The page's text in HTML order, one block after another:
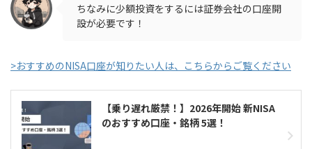
ちなみに少額投資をするには証券会社の口座開
設が必要です！
>おすすめのNISA口座が知りたい人は、こちらからご覧ください
【乗り遅れ厳禁！】2026年開始 新NISA
のおすすめ口座・銘柄 5選！